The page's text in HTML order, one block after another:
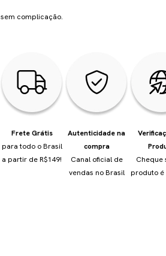
sem complicação.
Frete Grátis
para todo o Brasil
a partir de R$149!
Autenticidade na
compra
Canal oficial de
vendas no Brasil
Cheque
produto é